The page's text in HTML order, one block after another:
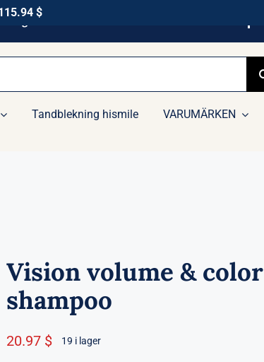
Dagar
Tandblekning hismile VARUMÄRKEN
Vision volume & color
shampoo
20.97 $ 19 i lager
$